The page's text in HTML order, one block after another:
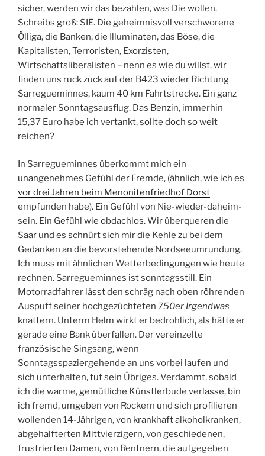
sicher, werden wir das bezahlen, was Die wollen.
Schreibs groß: SIE. Die geheimnisvoll verschworene
Ölliga, die Banken, die Illuminaten, das Böse, die
Kapitalisten, Terroristen, Exorzisten,
Wirtschaftsliberalisten – nenn es wie du willst, wir
finden uns ruck zuck auf der B423 wieder Richtung
Sarregueminnes, kaum 40 km Fahrtstrecke. Ein ganz
normaler Sonntagsausflug. Das Benzin, immerhin
15,37 Euro habe ich vertankt, sollte doch so weit
reichen?
In Sarregueminnes überkommt mich ein
unangenehmes Gefühl der Fremde, (ähnlich, wie ich es
vor drei Jahren beim Menonitenfriedhof Dorst
empfunden habe). Ein Gefühl von Nie-wieder-daheim-
sein. Ein Gefühl wie obdachlos. Wir überqueren die
Saar und es schnürt sich mir die Kehle zu bei dem
Gedanken an die bevorstehende Nordseeumrundung.
Ich muss mit ähnlichen Wetterbedingungen wie heute
rechnen. Sarregueminnes ist sonntagsstill. Ein
Motorradfahrer lässt den schräg nach oben röhrenden
Auspuff seiner hochgezüchteten 750er Irgendwas
knattern. Unterm Helm wirkt er bedrohlich, als hätte er
gerade eine Bank überfallen. Der vereinzelte
französische Singsang, wenn
Sonntagsspaziergehende an uns vorbei laufen und
sich unterhalten, tut sein Übriges. Verdammt, sobald
ich die warme, gemütliche Künstlerbude verlasse, bin
ich fremd, umgeben von Rockern und sich profilieren
wollenden 14-Jährigen, von krankhaft alkoholkranken,
abgehalfterten Mittvierzigern, von geschiedenen,
frustrierten Damen, von Rentnern, die aufgegeben